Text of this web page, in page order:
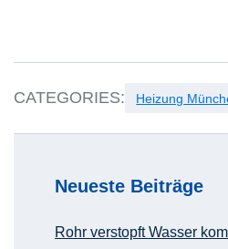
CATEGORIES: Heizung
Neueste Beiträge
Rohr verstopft Wasser